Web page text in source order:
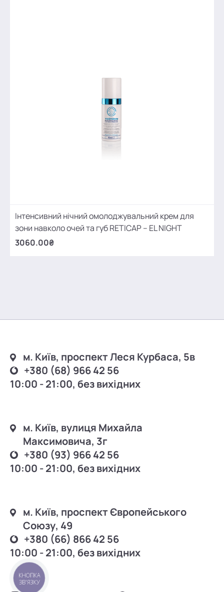
Інтенсивний нічний омолоджувальний крем для
зони навколо очей та губ RETICAP – EL NIGHT
3060.00₴
м. Київ, проспект Леся Курбаса, 5в
+380 (68) 966 42 56
10:00 - 21:00, без вихідних
м. Київ, вулиця Михайла
Максимовича, 3г
+380 (93) 966 42 56
10:00 - 21:00, без вихідних
м. Київ, проспект Європейського
Союзу, 49
+380 (66) 866 42 56
10:00 - 21:00, без вихідних
КНОПКА
ЗВ'ЯЗКУ